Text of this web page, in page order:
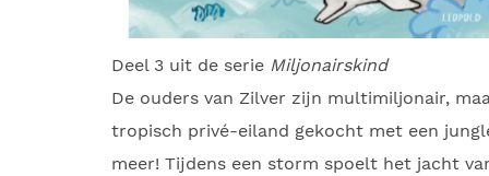
Deel 3 uit de serie Miljonairskind
De ouders van Zilver zijn multimiljonair,
tropisch privé-eiland gekocht met een
meer! Tijdens een storm spoelt het jacht